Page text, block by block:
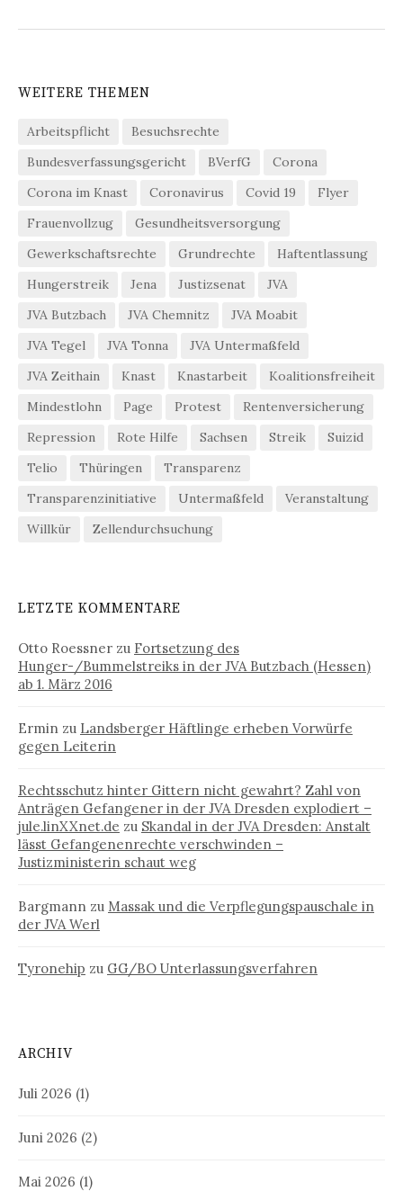
WEITERE THEMEN
Arbeitspflicht
Besuchsrechte
Bundesverfassungsgericht
BVerfG
Corona
Corona im Knast
Coronavirus Covid 19
Flyer
Frauenvollzug
Gesundheitsversorgung
Gewerkschaftsrechte
Grundrechte
Haftentlassung
Hungerstreik
Jena Justizsenat
JVA
JVA Butzbach
JVA Chemnitz
JVA Moabit
JVA Tegel
JVA Tonna
JVA Untermaßfeld
JVA Zeithain
Knast Knastarbeit
Koalitionsfreiheit
Mindestlohn
Page Protest
Rentenversicherung
Repression
Rote Hilfe Sachsen Streik
Suizid
Telio
Thüringen
Transparenz
Transparenzinitiative
Untermaßfeld
Veranstaltung
Willkür
Zellendurchsuchung
LETZTE KOMMENTARE
Otto Roessner zu Fortsetzung des
Hunger-/Bummelstreiks in der JVA Butzbach (Hessen)
ab 1. März 2016
Ermin zu Landsberger Häftlinge erheben Vorwürfe
gegen Leiterin
Rechtsschutz hinter Gittern nicht gewahrt? Zahl von
Anträgen Gefangener in der JVA Dresden explodiert –
jule.linXXnet.de zu Skandal in der JVA Dresden: Anstalt
lässt Gefangenenrechte verschwinden –
Justizministerin schaut weg
Bargmann zu Massak und die Verpflegungspauschale in
der JVA Werl
Tyronehip zu GG/BO Unterlassungsverfahren
ARCHIV
Juli 2026 (1)
Juni 2026 (2)
Mai 2026 (1)